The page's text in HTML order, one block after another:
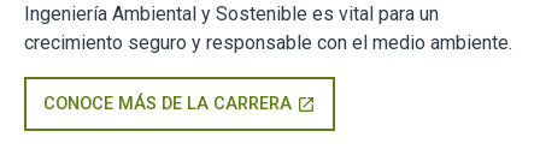
Ingeniería Ambiental y Sostenible es vital para un
crecimiento seguro y responsable con el medio ambiente.
CONOCE MÁS DE LA CARRERA open_in_new